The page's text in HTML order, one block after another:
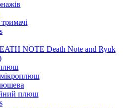
мікроплюш
плюш